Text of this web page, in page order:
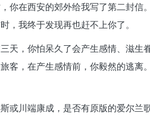
你在西安的郊外给我写了第二封信
，我终于发现再也赶不上你了。
天，你怕呆久了会产生感情、滋生
客，在产生感情前，你毅然的逃离
或川端康成，是否有原版的爱尔兰